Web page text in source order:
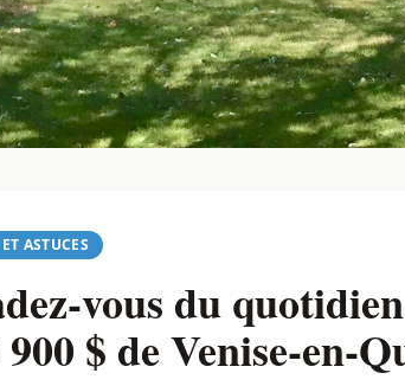
ASTUCES
vous du
$ de Venise-en-